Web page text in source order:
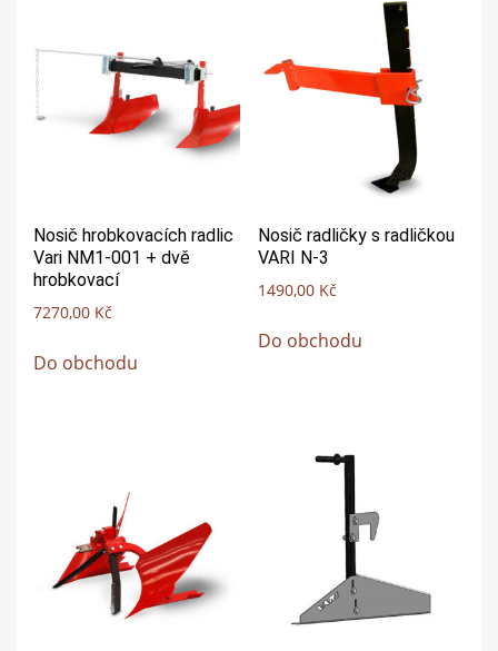
Nosič hrobkovacích radlic
Vari NM1-001 + dvě
hrobkovací
7270,00 Kč
Do obchodu
Nosič radličky s radličkou
VARI N-3
1490,00 Kč
Do obchodu